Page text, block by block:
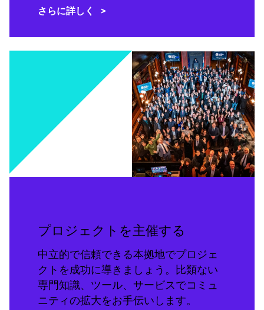
さらに詳しく
プロジェクトを主催する
中立的で信頼できる本拠地でプロジェ
クトを成功に導きましょう。比類ない
専門知識、ツール、サービスでコミュ
ニティの拡大をお手伝いします。